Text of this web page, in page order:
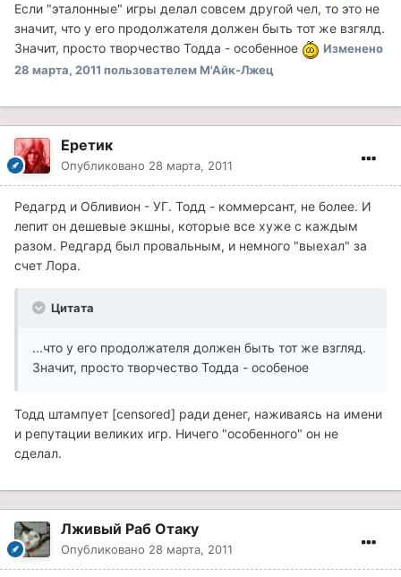
Если "эталонные" игры делал совсем другой чел, то это не
значит, что у его продолжателя должен быть тот же взгялд.
Значит, просто творчество Тодда - особенное
Изменено
28 марта, 2011 пользователем М'Айк-Лжец
Еретик
Опубликовано 28 марта, 2011
Редагрд и Обливион - УГ. Тодд - коммерсант, не более. И
лепит он дешевые экшны, которые все хуже с каждым
разом. Редгард был провальным, и немного "выехал" за
счет Лора.
Цитата
...что у его продолжателя должен быть тот же взгляд.
Значит, просто творчество Тодда - особеное
Тодд штампует [censored] ради денег, наживаясь на имени
и репутации великих игр. Ничего "особенного" он не
сделал.
Лживый Раб Отаку
Опубликовано 28 марта, 2011